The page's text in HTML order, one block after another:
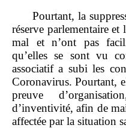
Pourtant, la
réserve parlementaire
mal et n’ont pas
qu’elles se sont vu
associatif a subi les
Coronavirus. Pourtant,
preuve d’
d’inventivité, afin de
affectée par la situation